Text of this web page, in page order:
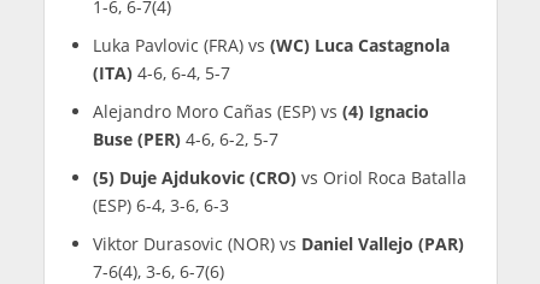
1-6, 6-7(4)
Luka Pavlovic (FRA) vs (WC) Luca Castagnola
(ITA)4-6, 6-4, 5-7
Alejandro Moro Cañas (ESP) vs (4) Ignacio
Buse (PER)4-6, 6-2, 5-7
(5) Duje Ajdukovic (CRO)vs Oriol Roca Batalla
(ESP) 6-4, 3-6, 6-3
Viktor Durasovic (NOR) vs Daniel Vallejo (PAR)
7-6(4), 3-6, 6-7(6)